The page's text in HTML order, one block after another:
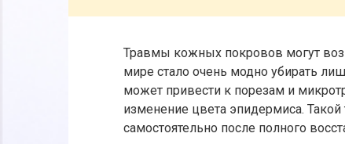
Травмы кожных покровов могут
мире стало очень модно убирать
может привести к порезам и
изменение цвета эпидермиса. Такой
самостоятельно после полного